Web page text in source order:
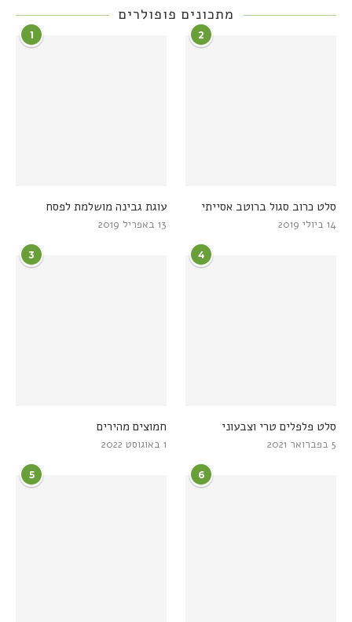
מתכונים פופולרים
1
עוגת גבינה מושלמת לפסח
13 באפריל 2019
2
סלט כרוב סגול ברוטב אסייתי
14 ביולי 2019
3
חמוצים מהירים
1 באוגוסט 2022
4
סלט פלפלים טרי וצבעוני
5 בפברואר 2021
5 6